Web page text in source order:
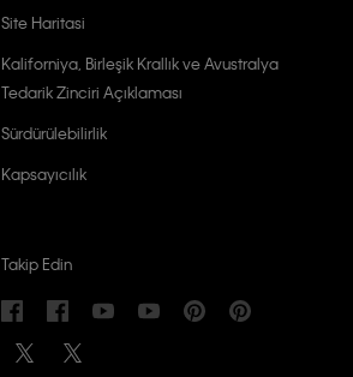
Site Haritasi
Kaliforniya, Birleşik Krallık ve Avustralya
Tedarik Zinciri Açıklaması
Sürdürülebilirlik
Kapsayıcılık
Takip Edin